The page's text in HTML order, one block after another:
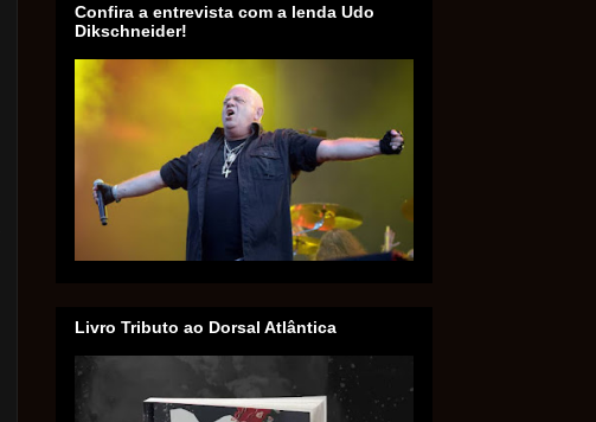
Confira a entrevista com a lenda Udo
Dikschneider!
Livro Tributo ao Dorsal Atlântica